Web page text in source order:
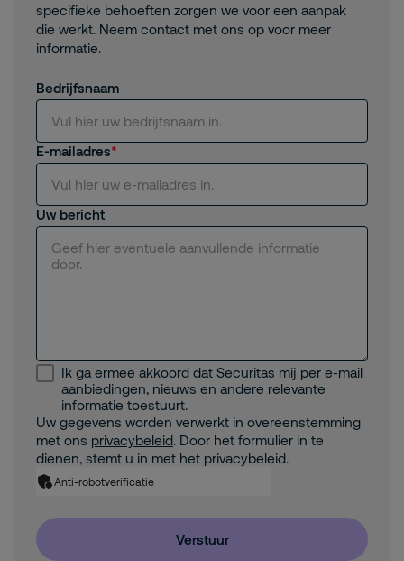
specifieke behoeften zorgen we voor een aanpak
die werkt. Neem contact met ons op voor meer
informatie.
Bedrijfsnaam
E-mailadres
Uw bericht
Ik ga ermee akkoord dat Securitas mij per e-mail
aanbiedingen, nieuws en andere relevante
informatie toestuurt.
Uw gegevens worden verwerkt in overeenstemming
met ons privacybeleid. Door het formulier in te
dienen, stemt u in met het privacybeleid.
Anti-robotverificatie
Verstuur